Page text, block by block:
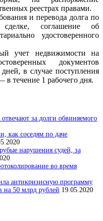
реестрах правами.
и перевода долга по
сделке, соглашение об
удостоверенного
учет недвижимости на
документов
в случае поступления
течение 1 рабочего дня.
за долги обвиняемого
как соседям по даче
нарушения судей, за
во время
антикризисную программу
на 50 млрд рублей 19.05.2020